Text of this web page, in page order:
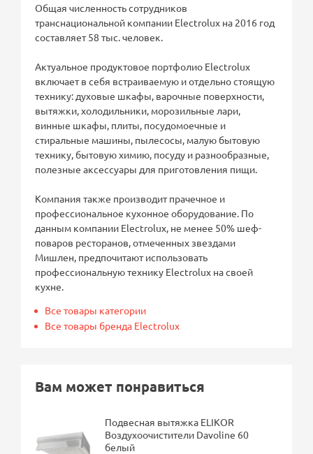
Общая численность сотрудников
транснациональной компании Electrolux на 2016 год
составляет 58 тыс. человек.
Актуальное продуктовое портфолио Electrolux
включает в себя встраиваемую и отдельно стоящую
технику: духовые шкафы, варочные поверхности,
вытяжки, холодильники, морозильные лари,
винные шкафы, плиты, посудомоечные и
стиральные машины, пылесосы, малую бытовую
технику, бытовую химию, посуду и разнообразные,
полезные аксессуары для приготовления пищи.
Компания также производит прачечное и
профессиональное кухонное оборудование. По
данным компании Electrolux, не менее 50% шеф-
поваров ресторанов, отмеченных звездами
Мишлен, предпочитают использовать
профессиональную технику Electrolux на своей
кухне.
Все товары категории
Все товары бренда Electrolux
Вам может понравиться
Подвесная вытяжка ELIKOR
Воздухоочистители Davoline 60
белый